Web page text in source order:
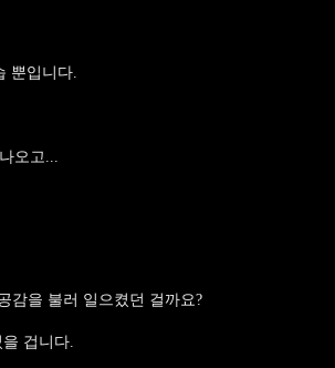
뿐입니다.
오고...
감을 불러 일으켰던 걸까요?
겁니다.